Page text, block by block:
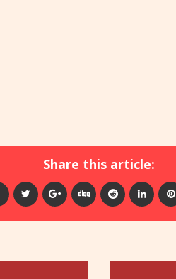
Share this article: